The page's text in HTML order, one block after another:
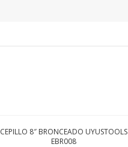
CEPILLO 8″ BRONCEADO UYUSTOOLS
EBR008